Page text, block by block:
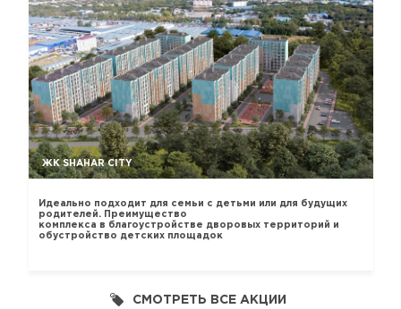
ЖК SHAHAR CITY
Идеально подходит для семьи с детьми или для будущих
родителей. Преимущество
комплекса в благоустройстве дворовых территорий и
обустройство детских площадок
СМОТРЕТЬ ВСЕ АКЦИИ